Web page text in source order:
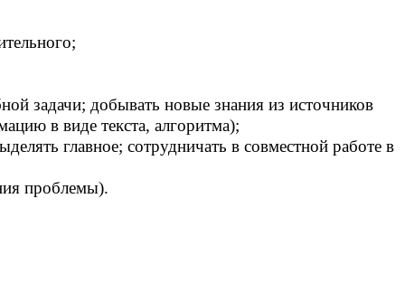
задачи; добывать новые знания из источников
в виде текста, алгоритма);
главное; сотрудничать в совместной работе в
проблемы).